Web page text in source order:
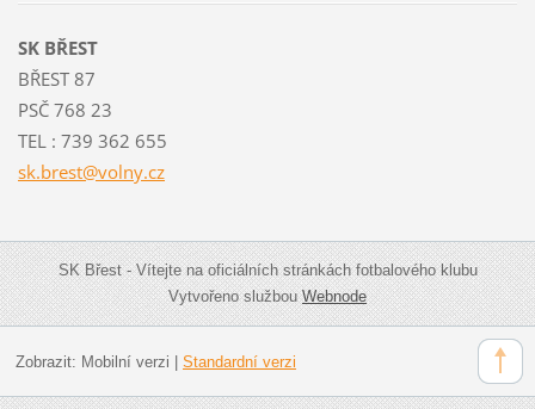
SK BŘEST
BŘEST 87
PSČ 768 23
TEL : 739 362 655
sk.brest@volny.cz
SK Břest - Vítejte na oficiálních stránkách fotbalového klubu
Vytvořeno službouWebnode
Zobrazit: Mobilní verzi Standardní verzi